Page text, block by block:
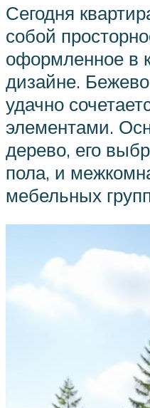
Сегодня
собой
оформленное в
дизайне.
удачно
элементами.
дерево, его
пола, и
мебельных